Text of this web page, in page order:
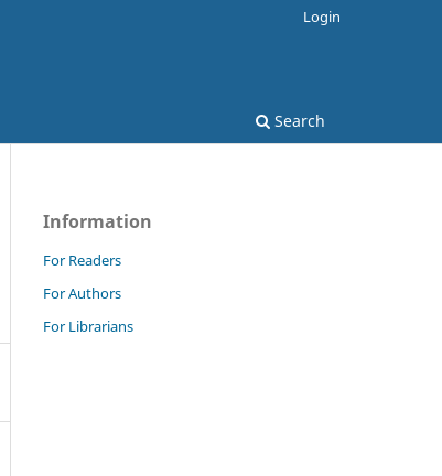
Search
Login
Information
For Readers
For Authors
For Librarians